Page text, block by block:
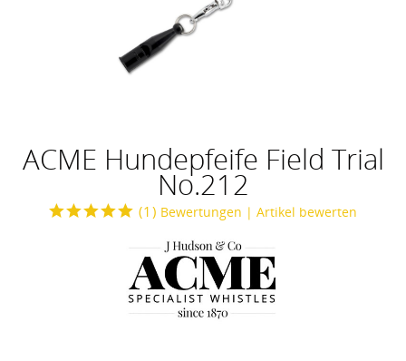
ACME Hundepfeife Field Trial
No.212
(1 ) Bewertungen | Artikel bewerten